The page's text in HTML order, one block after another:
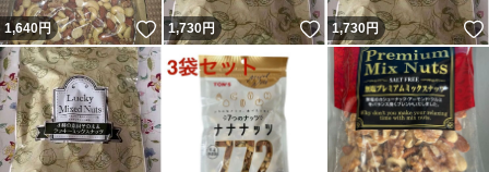
1,640円 いいね！
1,730円 いいね！
1,730円